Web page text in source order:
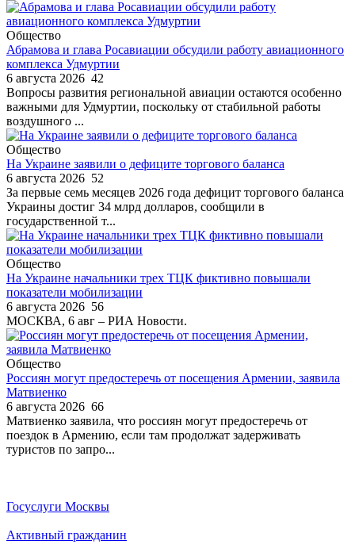
Общество
Абрамова и глава Росавиации обсудили работу авиационного
комплекса Удмуртии
6 августа 2026 42
Вопросы развития региональной авиации остаются особенно
важными для Удмуртии, поскольку от стабильной работы
воздушного ...
Общество
На Украине заявили о дефиците торгового баланса
6 августа 2026 52
За первые семь месяцев 2026 года дефицит торгового баланса
Украины достиг 34 млрд долларов, сообщили в
государственной т...
Общество
На Украине начальники трех ТЦК фиктивно повышали
показатели мобилизации
6 августа 2026 56
МОСКВА, 6 авг – РИА Новости.
Общество
Россиян могут предостеречь от посещения Армении, заявила
Матвиенко
6 августа 2026 66
Матвиенко заявила, что россиян могут предостеречь от
поездок в Армению, если там продолжат задерживать
туристов по запро...
Госуслуги Москвы
Активный гражданин